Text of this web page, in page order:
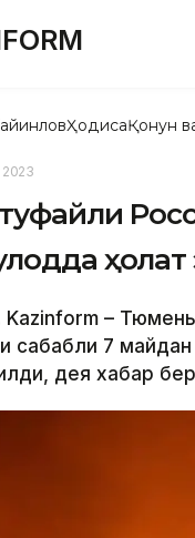
ҲодисаҚонун
2023
туфайли
Kazinform –
сабабли 7
дея хабар